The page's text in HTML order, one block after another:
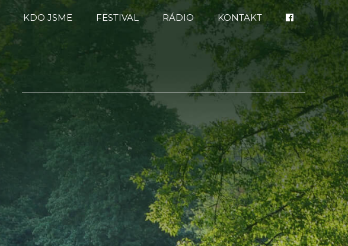
KDO JSME FESTIVAL RÁDIO KONTAKT